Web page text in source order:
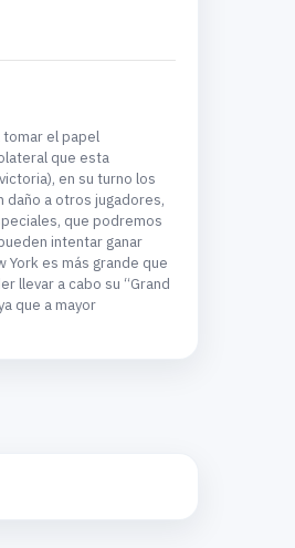
tomar el papel
que esta
en su turno los
daño a otros jugadores,
que podremos
intentar ganar
es más grande que
llevar a cabo su “Grand
que a mayor